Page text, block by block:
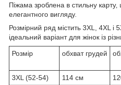
Піжама зроблена в стильну
елегантного вигляду.
Розмірний ряд містить 3XL, 4XL і
ідеальний варіант для жінок із
Розмір обхват грудей
3XL (52-54)
114 см